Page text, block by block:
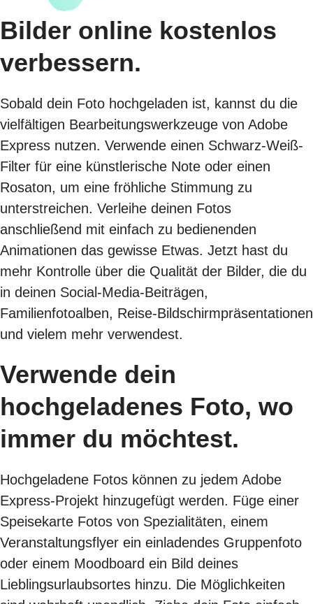
Bilder online kostenlos
verbessern.
Sobald dein Foto hochgeladen ist, kannst du die
vielfältigen Bearbeitungswerkzeuge von Adobe
Express nutzen. Verwende einen Schwarz-Weiß-
Filter für eine künstlerische Note oder einen
Rosaton, um eine fröhliche Stimmung zu
unterstreichen. Verleihe deinen Fotos
anschließend mit einfach zu bedienenden
Animationen das gewisse Etwas. Jetzt hast du
mehr Kontrolle über die Qualität der Bilder, die du
in deinen Social-Media-Beiträgen,
Familienfotoalben, Reise-Bildschirmpräsentationen
und vielem mehr verwendest.
Verwende dein
hochgeladenes Foto, wo
immer du möchtest.
Hochgeladene Fotos können zu jedem Adobe
Express-Projekt hinzugefügt werden. Füge einer
Speisekarte Fotos von Spezialitäten, einem
Veranstaltungsflyer ein einladendes Gruppenfoto
oder einem Moodboard ein Bild deines
Lieblingsurlaubsortes hinzu. Die Möglichkeiten